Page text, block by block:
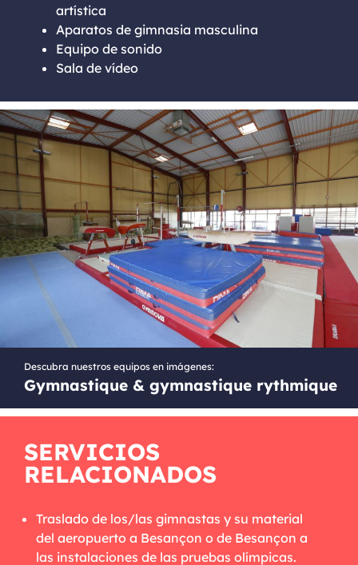
artística
Aparatos de gimnasia masculina
Equipo de sonido
Sala de vídeo
Descubra nuestros equipos en imágenes:
Gymnastique & gymnastique rythmique
SERVICIOS
RELACIONADOS
Traslado de los/las gimnastas y su material
del aeropuerto a Besançon o de Besançon a
las instalaciones de las pruebas olímpicas.